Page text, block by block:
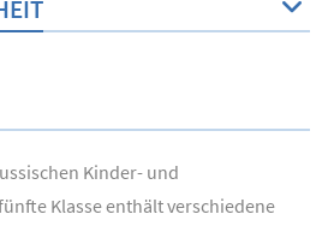
Kinder- und
Klasse enthält verschiedene